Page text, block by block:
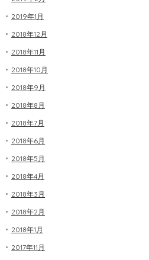
2019年1月
2018年12月
2018年11月
2018年10月
2018年9月
2018年8月
2018年7月
2018年6月
2018年5月
2018年4月
2018年3月
2018年2月
2018年1月
2017年11月